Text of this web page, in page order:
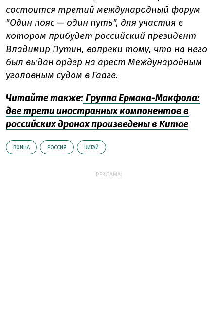
состоится третий международный форум
"Один пояс — один путь", для участия в
котором прибудет российский президент
Владимир Путин, вопреки тому, что на него
был выдан ордер на арест Международным
уголовным судом в Гааге.
Читайте также: Группа Ермака-Макфола:
две трети иностранных компонентов в
российских дронах произведены в Китае
ВОЙНА РОССИЯ КИТАЙ
РЕКЛАМА: